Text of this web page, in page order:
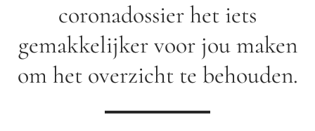
coronadossier het iets
gemakkelijker voor jou maken
om het overzicht te behouden.